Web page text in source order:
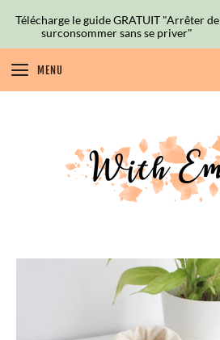
MENU
Télécharge le guide GRATUIT "Arrêter de
surconsommer sans se priver"